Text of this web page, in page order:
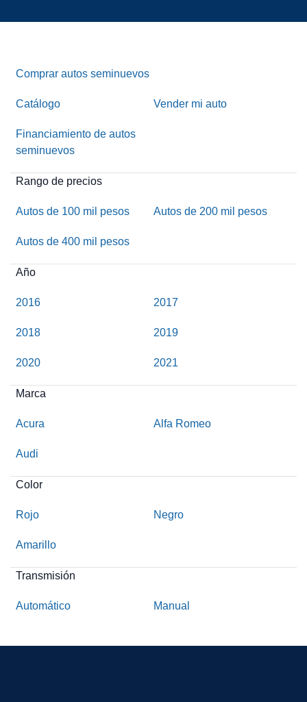
Comprar autos seminuevos
Catálogo Vender mi auto
Financiamiento de autos
seminuevos
Rango de precios
Autos de 100 mil pesos Autos de 200 mil pesos
Autos de 400 mil pesos
Año
2016 2017
2018 2019
2020 2021
Marca
Acura Alfa Romeo
Audi
Color
Rojo Negro
Amarillo
Transmisión
Automático Manual